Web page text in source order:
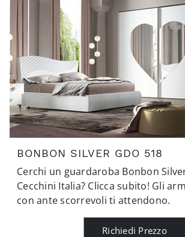
BONBON SILVER GDO 518
Cerchi un guardaroba Bonbon
Cecchini Italia? Clicca subito! Gli
con ante scorrevoli ti attendono.
Richiedi Prezzo